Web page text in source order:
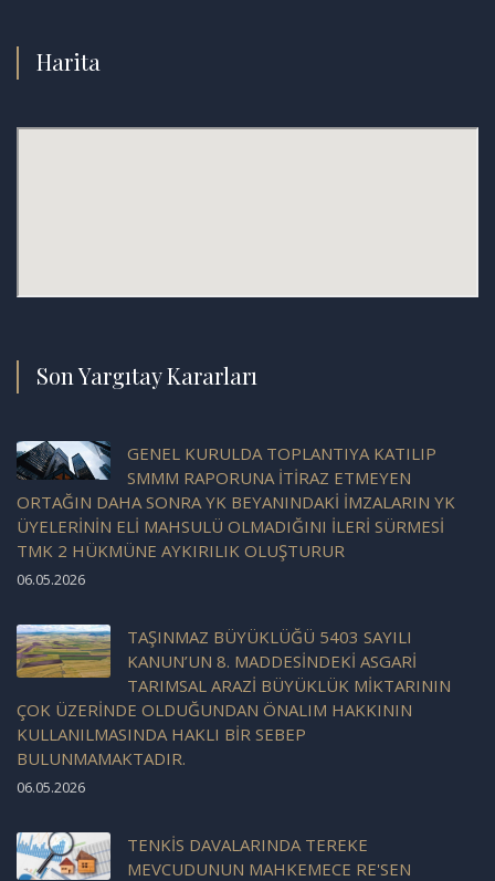
Harita
Son Yargıtay Kararları
GENEL KURULDA TOPLANTIYA KATILIP
SMMM RAPORUNA İTİRAZ ETMEYEN
ORTAĞIN DAHA SONRA YK BEYANINDAKİ İMZALARIN YK
ÜYELERİNİN ELİ MAHSULÜ OLMADIĞINI İLERİ SÜRMESİ
TMK 2 HÜKMÜNE AYKIRILIK OLUŞTURUR
06.05.2026
TAŞINMAZ BÜYÜKLÜĞÜ 5403 SAYILI
KANUN’UN 8. MADDESİNDEKİ ASGARİ
TARIMSAL ARAZİ BÜYÜKLÜK MİKTARININ
ÇOK ÜZERİNDE OLDUĞUNDAN ÖNALIM HAKKININ
KULLANILMASINDA HAKLI BİR SEBEP
BULUNMAMAKTADIR.
06.05.2026
TENKİS DAVALARINDA TEREKE
MEVCUDUNUN MAHKEMECE RE'SEN